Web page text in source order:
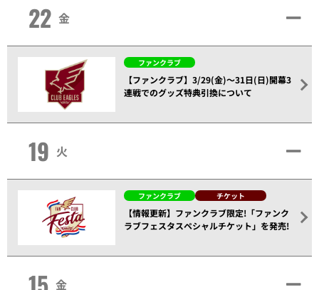
22 金
ファンクラブ
【ファンクラブ】3/29(金)～31日(日)開幕3
連戦でのグッズ特典引換について
19 火
ファンクラブ チケット
【情報更新】ファンクラブ限定!「ファンク
ラブフェスタスペシャルチケット」を発売!
金